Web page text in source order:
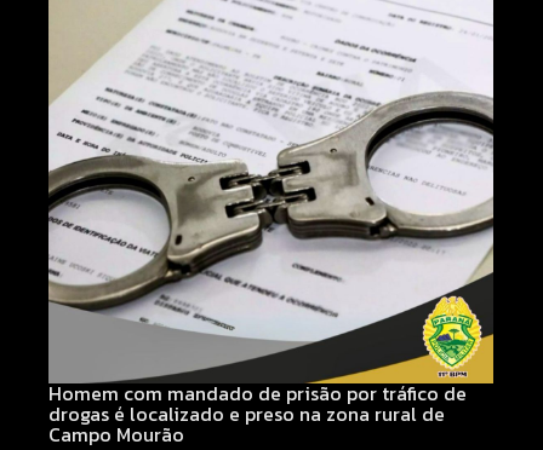
Homem com mandado de prisão por tráfico de
drogas é localizado e preso na zona rural de
Campo Mourão